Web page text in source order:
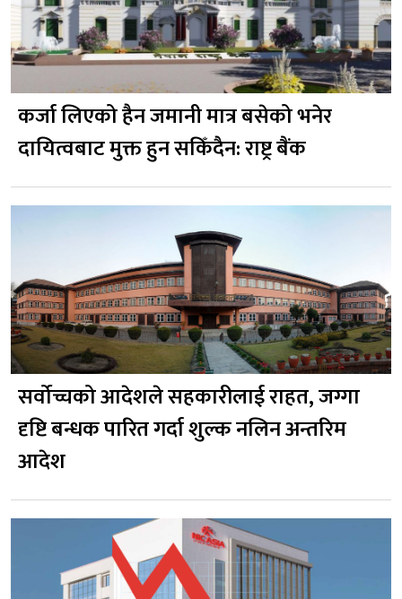
कर्जा लिएको हैन जमानी मात्र बसेको भनेर
दायित्वबाट मुक्त हुन सकिँदैन: राष्ट्र बैंक
सर्वोच्चको आदेशले सहकारीलाई राहत, जग्गा
दृष्टि बन्धक पारित गर्दा शुल्क नलिन अन्तरिम
आदेश